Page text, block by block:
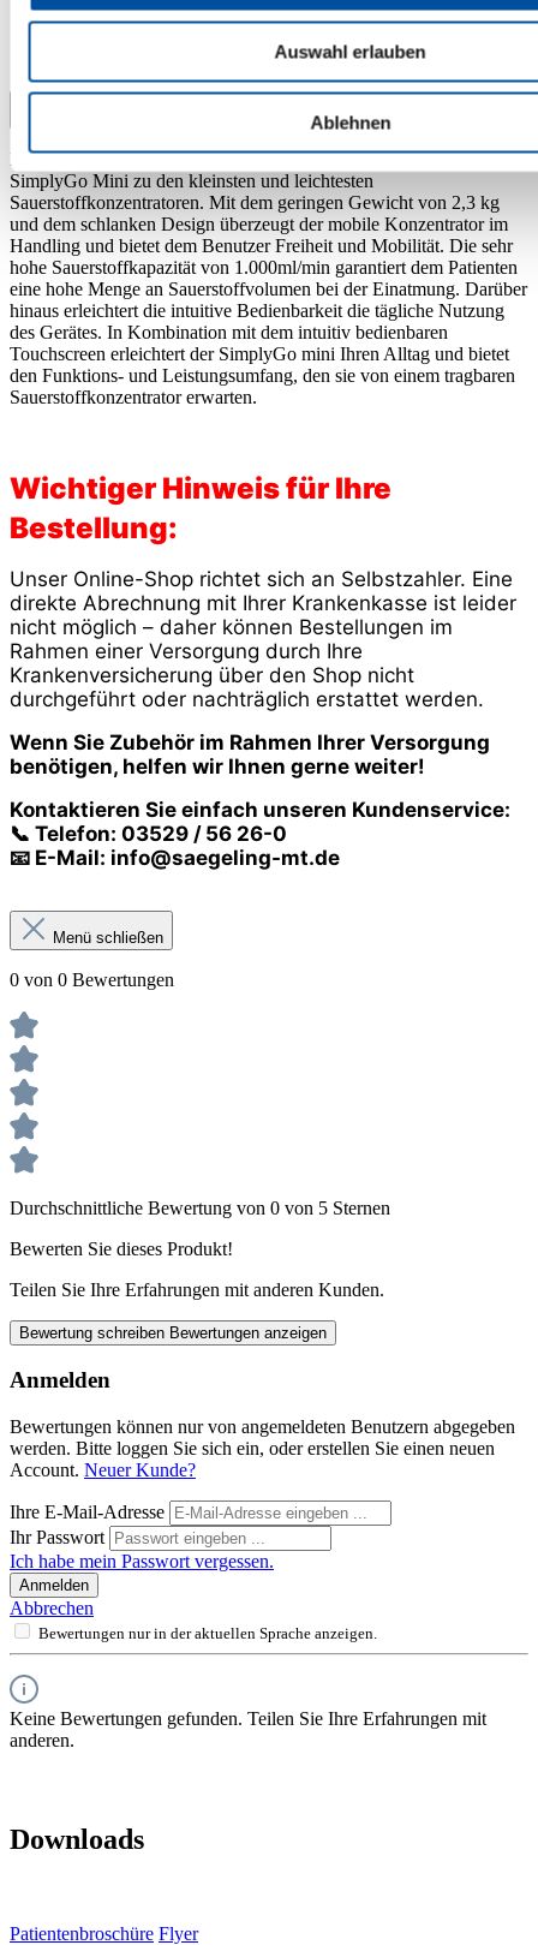
Auswahl erlauben
Ablehnen
Menschen, zählt der SimplyGo Mini zu den kleinsten und
Entwickelt für die Bedürfnisse aktiver Menschen, zählt der
SimplyGo Mini zu den kleinsten und leichtesten
Sauerstoffkonzentratoren. Mit dem geringen Gewicht von 2,3 kg
und dem schlanken Design überzeugt der mobile Konzentrator im
Handling und bietet dem Benutzer Freiheit und Mobilität. Die sehr
hohe Sauerstoffkapazität von 1.000ml/min garantiert dem Patienten
eine hohe Menge an Sauerstoffvolumen bei der Einatmung. Darüber
hinaus erleichtert die intuitive Bedienbarkeit die tägliche Nutzung
des Gerätes. In Kombination mit dem intuitiv bedienbaren
Touchscreen erleichtert der SimplyGo mini Ihren Alltag und bietet
den Funktions- und Leistungsumfang, den sie von einem tragbaren
Sauerstoffkonzentrator erwarten.
Wichtiger Hinweis für Ihre
Bestellung:
Unser Online-Shop richtet sich an Selbstzahler. Eine
direkte Abrechnung mit Ihrer Krankenkasse ist leider
nicht möglich – daher können Bestellungen im
Rahmen einer Versorgung durch Ihre
Krankenversicherung über den Shop nicht
durchgeführt oder nachträglich erstattet werden.
Wenn Sie Zubehör im Rahmen Ihrer Versorgung
benötigen, helfen wir Ihnen gerne weiter!
Kontaktieren Sie einfach unseren Kundenservice:
📞 Telefon: 03529 / 56 26-0
📧 E-Mail: info@saegeling-mt.de
Menü schließen
0 von 0 Bewertungen
Durchschnittliche Bewertung von 0 von 5 Sternen
Bewerten Sie dieses Produkt!
Teilen Sie Ihre Erfahrungen mit anderen Kunden.
Bewertung schreiben Bewertungen anzeigen
Anmelden
Bewertungen können nur von angemeldeten Benutzern abgegeben
werden. Bitte loggen Sie sich ein, oder erstellen Sie einen neuen
Account. Neuer Kunde?
Ihre E-Mail-Adresse
Ihr Passwort
Ich habe mein Passwort vergessen.
Anmelden
Abbrechen
Bewertungen nur in der aktuellen Sprache anzeigen.
Keine Bewertungen gefunden. Teilen Sie Ihre Erfahrungen mit
anderen.
Downloads
Patientenbroschüre Flyer